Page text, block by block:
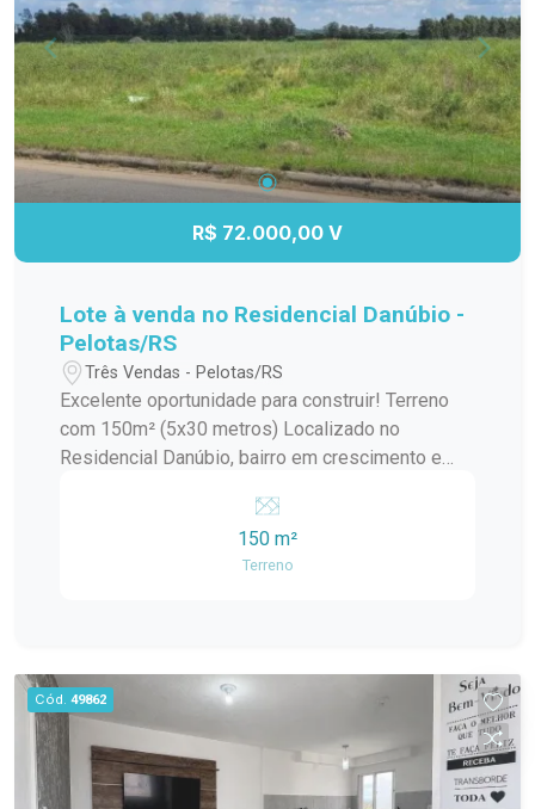
R$ 72.000,00 V
Lote à venda no Residencial Danúbio -
Pelotas/RS
Três Vendas - Pelotas/RS
Excelente oportunidade para construir! Terreno
com 150m² (5x30 metros) Localizado no
Residencial Danúbio, bairro em crescimento e
investimento Região tranquila e com fácil acesso
Ótima orientação solar Pronto para construir
150 m²
Terreno
Cód. 49862